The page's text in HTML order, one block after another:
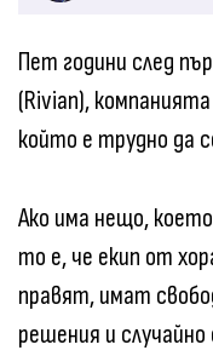
Пет години след
(Rivian),
който е трудно да
Ако има нещо,
то е, че екип от
правят, имат
решения и